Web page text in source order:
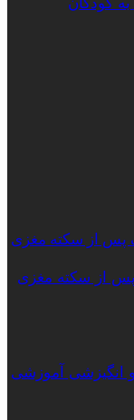
پس از سکته مغزی
انگیزشی آموزشی